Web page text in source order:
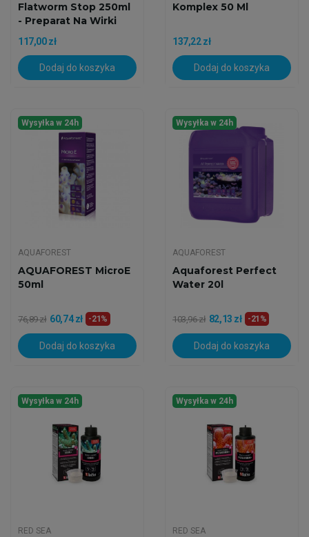
Flatworm Stop 250ml
- Preparat Na Wirki
117,00 zł
Dodaj do koszyka
Komplex 50 Ml
137,22 zł
Dodaj do koszyka
Wysyłka w 24h
AQUAFOREST
AQUAFOREST MicroE
50ml
76,89 zł 60,74 zł -21%
Dodaj do koszyka
Wysyłka w 24h
AQUAFOREST
Aquaforest Perfect
Water 20l
103,96 zł 82,13 zł -21%
Dodaj do koszyka
Wysyłka w 24h
RED SEA
Wysyłka w 24h
RED SEA